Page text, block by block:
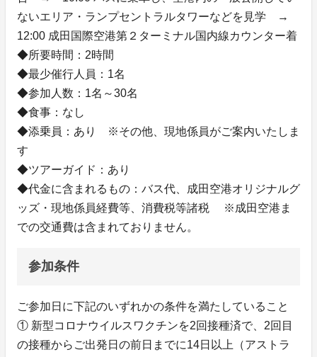
ないエリア・ランプセントラルタワーなどを見学 →
12:00 成田国際空港第２ターミナル国内線カウンター着
◆所要時間：2時間
◆最少催行人員：1名
◆参加人数：1名～30名
◆食事：なし
◆添乗員：あり ※その他、現地係員がご案内いたしま
す
◆ツアーガイド：あり
◆代金に含まれるもの：バス代、成田空港オリジナルグ
ッズ・現地係員経費等、消費税等諸税 ※成田空港ま
での交通費は含まれておりません。
参加条件
ご参加日に下記のいずれかの条件を満たしていること
① 新型コロナウイルスワクチンを2回接種済で、2回目
の接種からご出発日の前日までに14日以上（アストラ